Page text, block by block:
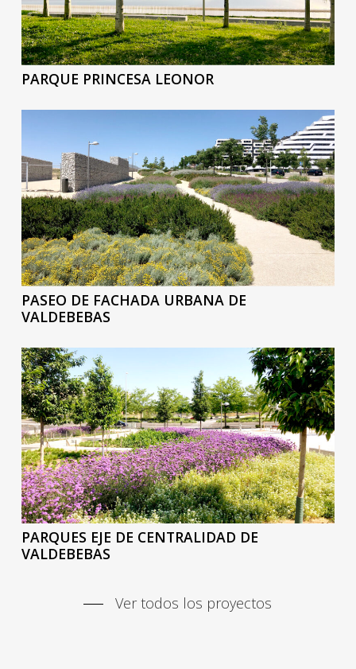
PARQUE PRINCESA LEONOR
PASEO DE FACHADA URBANA DE
VALDEBEBAS
PARQUES EJE DE CENTRALIDAD DE
VALDEBEBAS
Ver todos los proyectos